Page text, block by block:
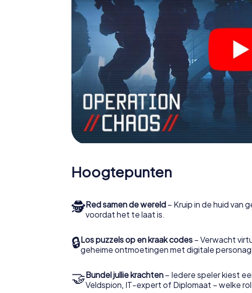
Hoogtepunten
🕵Red samen de wereld – Kruip in de huid van
voordat het te laat is.
🔒Los puzzels op en kraak codes – Verwacht
geheime ontmoetingen met digitale
🤝Bundel jullie krachten – Iedere speler kiest
Veldspion, IT-expert of Diplomaat – welke rol